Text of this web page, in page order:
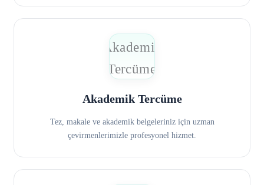
Akademik Tercüme
Tez, makale ve akademik belgeleriniz için uzman
çevirmenlerimizle profesyonel hizmet.